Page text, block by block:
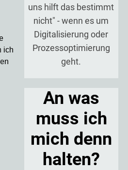
ich
uns hilft das bestimmt
nicht" - wenn es um
Digitalisierung oder
Prozessoptimierung
geht.
An was
muss ich
mich denn
halten?